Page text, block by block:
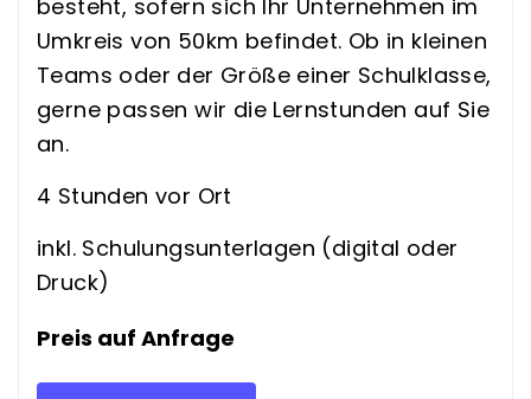
besteht, sofern sich Ihr Unternehmen im
Umkreis von 50km befindet. Ob in kleinen
Teams oder der Größe einer Schulklasse,
gerne passen wir die Lernstunden auf Sie
an.
4 Stunden vor Ort
inkl. Schulungsunterlagen (digital oder
Druck)
Preis auf Anfrage